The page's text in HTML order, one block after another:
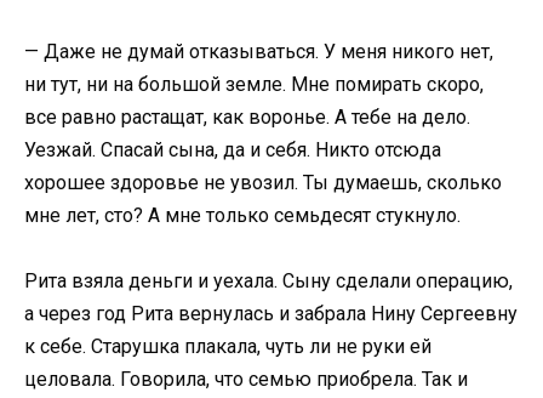
— Даже не думай отказываться. У меня никого нет,
ни тут, ни на большой земле. Мне помирать скоро,
все равно растащат, как воронье. А тебе на дело.
Уезжай. Спасай сына, да и себя. Никто отсюда
хорошее здоровье не увозил. Ты думаешь, сколько
мне лет, сто? А мне только семьдесят стукнуло.
Рита взяла деньги и уехала. Сыну сделали операцию,
а через год Рита вернулась и забрала Нину Сергеевну
к себе. Старушка плакала, чуть ли не руки ей
целовала. Говорила, что семью приобрела. Так и